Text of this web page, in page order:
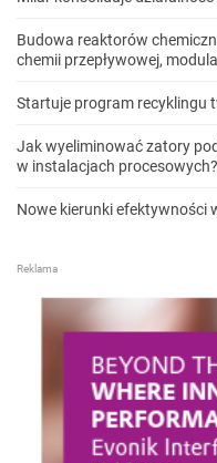
Budowa reaktorów
chemii przepływowej,
Startuje program recyklingu
Jak wyeliminować zatory
w instalacjach procesowych?
Nowe kierunki efektywności